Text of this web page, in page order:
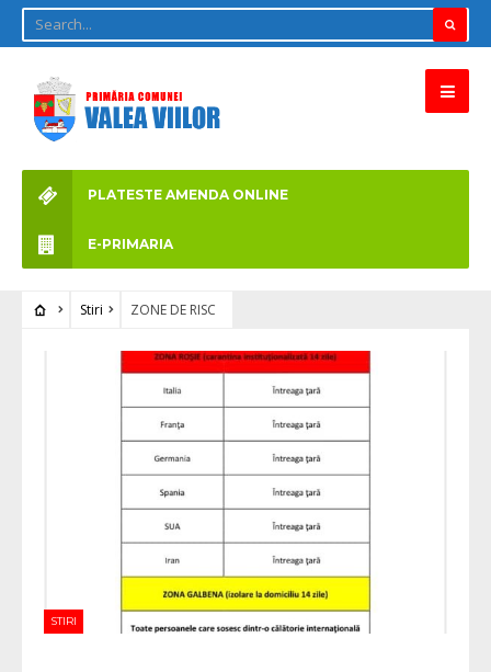
PLATESTE AMENDA ONLINE
E-PRIMARIA
Stiri ZONE DE RISC
STIRI